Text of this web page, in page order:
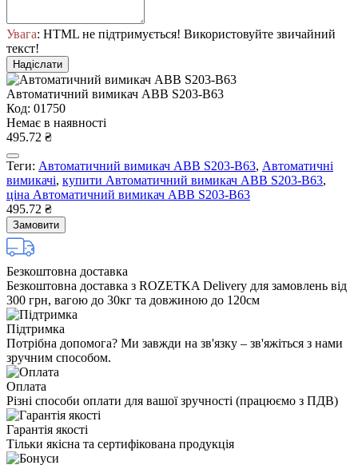
Увага: HTML не підтримується! Використовуйте звичайний
текст!
Надіслати
Автоматичний вимикач ABB S203-B63
Код: 01750
Немає в наявності
495.72 ₴
Теги: Автоматичний вимикач ABB S203-B63, Автоматичні
вимикачі, купити Автоматичний вимикач ABB S203-B63,
ціна Автоматичний вимикач ABB S203-B63
495.72 ₴
Замовити
Безкоштовна доставка
Безкоштовна доставка з ROZETKA Delivery для замовлень від
300 грн, вагою до 30кг та довжиною до 120см
Підтримка
Потрібна допомога? Ми завжди на зв'язку – зв'яжіться з нами
зручним способом.
Оплата
Різні способи оплати для вашої зручності (працюємо з ПДВ)
Гарантія якості
Тільки якісна та сертифікована продукція